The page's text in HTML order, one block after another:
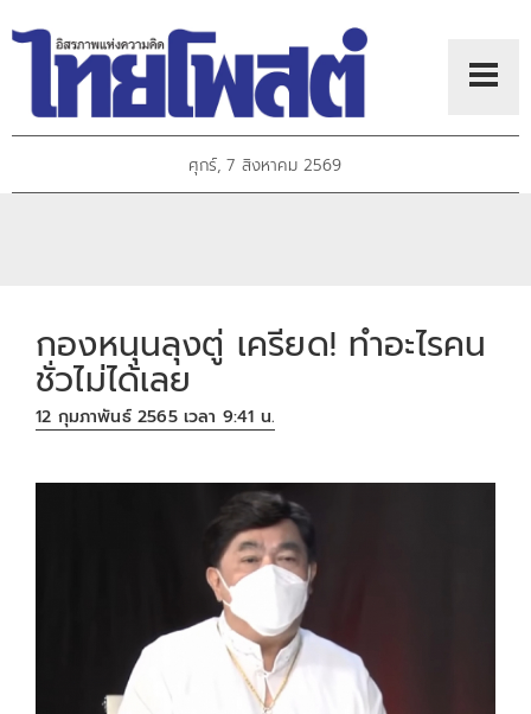
ศุกร์, 7 สิงหาคม 2569
กองหนุนลุงตู่ เครียด! ทำอะไรคน
ชั่วไม่ได้เลย
12 กุมภาพันธ์ 2565 เวลา 9:41 น.